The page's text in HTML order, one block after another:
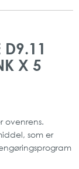
D9.11
X 5
ovenrens.
som er